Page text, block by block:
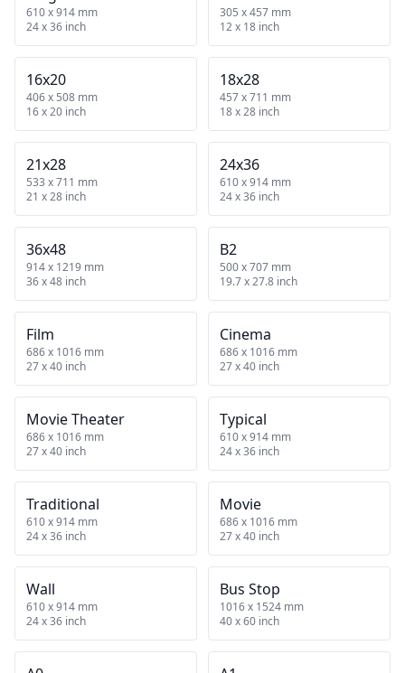
610 x 914 mm
24 x 36 inch
305 x 457 mm
12 x 18 inch
16x20
406 x 508 mm
16 x 20 inch
18x28
457 x 711 mm
18 x 28 inch
21x28
533 x 711 mm
21 x 28 inch
24x36
610 x 914 mm
24 x 36 inch
36x48
914 x 1219 mm
36 x 48 inch
B2
500 x 707 mm
19.7 x 27.8 inch
Film
686 x 1016 mm
27 x 40 inch
Cinema
686 x 1016 mm
27 x 40 inch
Movie Theater
686 x 1016 mm
27 x 40 inch
Typical
610 x 914 mm
24 x 36 inch
Traditional
610 x 914 mm
24 x 36 inch
Movie
686 x 1016 mm
27 x 40 inch
Wall
610 x 914 mm
24 x 36 inch
Bus Stop
1016 x 1524 mm
40 x 60 inch